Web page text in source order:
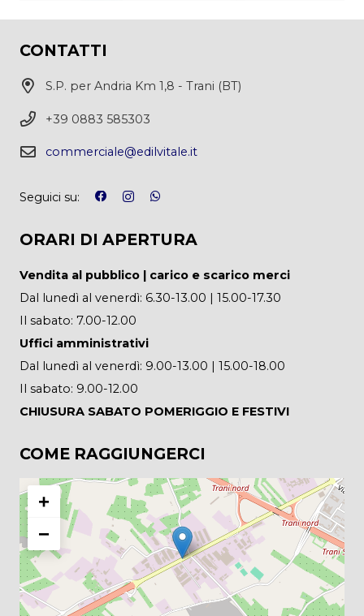
CONTATTI
S.P. per Andria Km 1,8 - Trani (BT)
+39 0883 585303
commerciale@edilvitale.it
Seguici su:
ORARI DI APERTURA
Vendita al pubblico | carico e scarico merci
Dal lunedì al venerdì: 6.30-13.00 | 15.00-17.30
Il sabato: 7.00-12.00
Uffici amministrativi
Dal lunedì al venerdì: 9.00-13.00 | 15.00-18.00
Il sabato: 9.00-12.00
CHIUSURA SABATO POMERIGGIO E FESTIVI
COME RAGGIUNGERCI
+
−